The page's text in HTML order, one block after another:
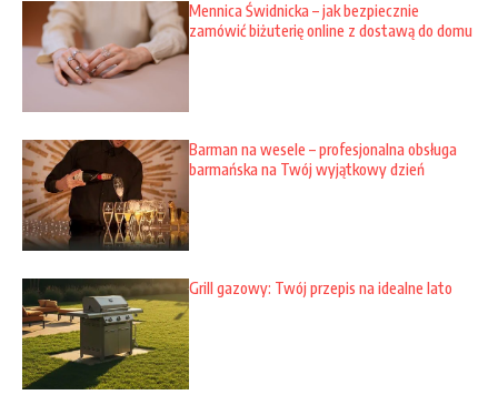
Mennica Świdnicka – jak bezpiecznie
zamówić biżuterię online z dostawą do domu
Barman na wesele – profesjonalna obsługa
barmańska na Twój wyjątkowy dzień
Grill gazowy: Twój przepis na idealne lato